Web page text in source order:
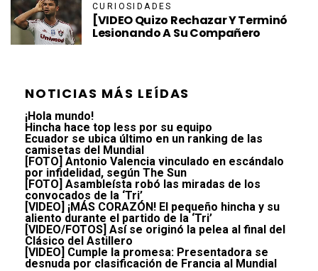
CURIOSIDADES
[VIDEO Quizo Rechazar Y Terminó
Lesionando A Su Compañero
NOTICIAS MÁS LEÍDAS
¡Hola mundo!
Hincha hace top less por su equipo
Ecuador se ubica último en un ranking de las
camisetas del Mundial
[FOTO] Antonio Valencia vinculado en escándalo
por infidelidad, según The Sun
[FOTO] Asambleísta robó las miradas de los
convocados de la ‘Tri’
[VIDEO] ¡MÁS CORAZÓN! El pequeño hincha y su
aliento durante el partido de la ‘Tri’
[VIDEO/FOTOS] Así se originó la pelea al final del
Clásico del Astillero
[VIDEO] Cumple la promesa: Presentadora se
desnuda por clasificación de Francia al Mundial